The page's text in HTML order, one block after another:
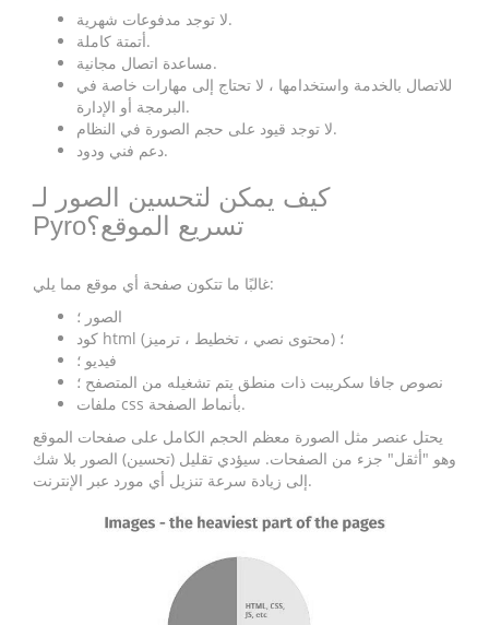
لا توجد مدفوعات شهرية.
أتمتة كاملة.
مساعدة اتصال مجانية.
للاتصال بالخدمة واستخدامها ، لا تحتاج إلى مهارات خاصة في
البرمجة أو الإدارة.
لا توجد قيود على حجم الصورة في النظام.
دعم فني ودود.
كيف يمكن لتحسين الصور لـ
Pyroتسريع الموقع؟
غالبًا ما تتكون صفحة أي موقع مما يلي:
الصور ؛
كود html (محتوى نصي ، تخطيط ، ترميز) ؛
فيديو ؛
نصوص جافا سكريبت ذات منطق يتم تشغيله من المتصفح ؛
ملفات css بأنماط الصفحة.
يحتل عنصر مثل الصورة معظم الحجم الكامل على صفحات الموقع
وهو "أثقل" جزء من الصفحات. سيؤدي تقليل (تحسين) الصور بلا شك
إلى زيادة سرعة تنزيل أي مورد عبر الإنترنت.